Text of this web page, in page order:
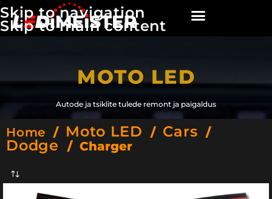
Skip to navigation
Skip to main content
MOTO LED
Autode ja tsiklite tulede remont ja paigaldus
Home / Moto LED / Cars /
Dodge / Charger